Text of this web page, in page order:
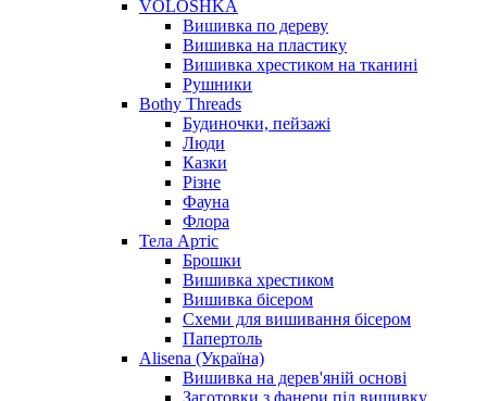
VOLOSHKA
Вишивка по дереву
Вишивка на пластику
Вишивка хрестиком на тканині
Рушники
Bothy Threads
Будиночки, пейзажі
Люди
Казки
Різне
Фауна
Флора
Тела Артіс
Брошки
Вишивка хрестиком
Вишивка бісером
Схеми для вишивання бісером
Папертоль
Alisena (Україна)
Вишивка на дерев'яній основі
Заготовки з фанери під вишивку